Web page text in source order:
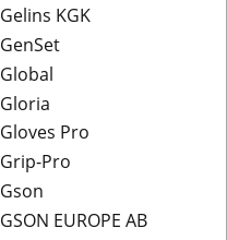
Gelins KGK
GenSet
Global
Gloria
Gloves Pro
Grip-Pro
Gson
GSON EUROPE AB